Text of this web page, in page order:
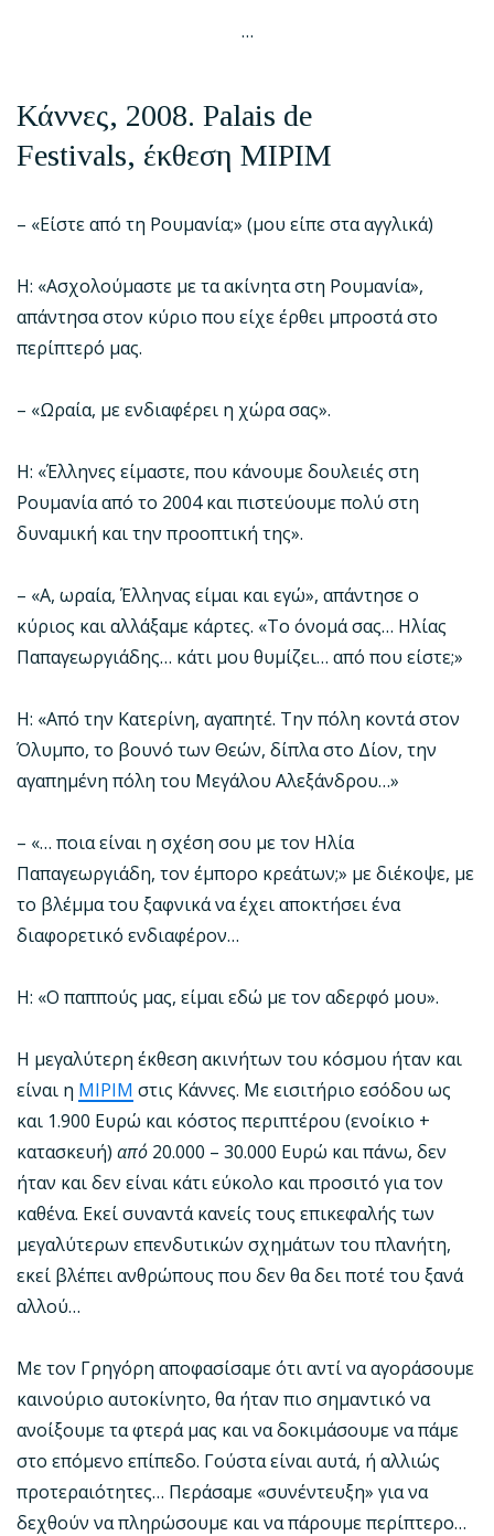
…
Κάννες, 2008. Palais de
Festivals, έκθεση MIPIM
– «Είστε από τη Ρουμανία;» (μου είπε στα αγγλικά)
Η: «Ασχολούμαστε με τα ακίνητα στη Ρουμανία»,
απάντησα στον κύριο που είχε έρθει μπροστά στο
περίπτερό μας.
– «Ωραία, με ενδιαφέρει η χώρα σας».
Η: «Έλληνες είμαστε, που κάνουμε δουλειές στη
Ρουμανία από το 2004 και πιστεύουμε πολύ στη
δυναμική και την προοπτική της».
– «Α, ωραία, Έλληνας είμαι και εγώ», απάντησε ο
κύριος και αλλάξαμε κάρτες. «Το όνομά σας… Ηλίας
Παπαγεωργιάδης… κάτι μου θυμίζει… από που είστε;»
Η: «Από την Κατερίνη, αγαπητέ. Την πόλη κοντά στον
Όλυμπο, το βουνό των Θεών, δίπλα στο Δίον, την
αγαπημένη πόλη του Μεγάλου Αλεξάνδρου…»
– «… ποια είναι η σχέση σου με τον Ηλία
Παπαγεωργιάδη, τον έμπορο κρεάτων;» με διέκοψε, με
το βλέμμα του ξαφνικά να έχει αποκτήσει ένα
διαφορετικό ενδιαφέρον…
Η: «Ο παππούς μας, είμαι εδώ με τον αδερφό μου».
Η μεγαλύτερη έκθεση ακινήτων του κόσμου ήταν και
είναι η MIPIM στις Κάννες. Με εισιτήριο εσόδου ως
και 1.900 Ευρώ και κόστος περιπτέρου (ενοίκιο +
κατασκευή) από 20.000 – 30.000 Ευρώ και πάνω, δεν
ήταν και δεν είναι κάτι εύκολο και προσιτό για τον
καθένα. Εκεί συναντά κανείς τους επικεφαλής των
μεγαλύτερων επενδυτικών σχημάτων του πλανήτη,
εκεί βλέπει ανθρώπους που δεν θα δει ποτέ του ξανά
αλλού…
Με τον Γρηγόρη αποφασίσαμε ότι αντί να αγοράσουμε
καινούριο αυτοκίνητο, θα ήταν πιο σημαντικό να
ανοίξουμε τα φτερά μας και να δοκιμάσουμε να πάμε
στο επόμενο επίπεδο. Γούστα είναι αυτά, ή αλλιώς
προτεραιότητες… Περάσαμε «συνέντευξη» για να
δεχθούν να πληρώσουμε και να πάρουμε περίπτερο…